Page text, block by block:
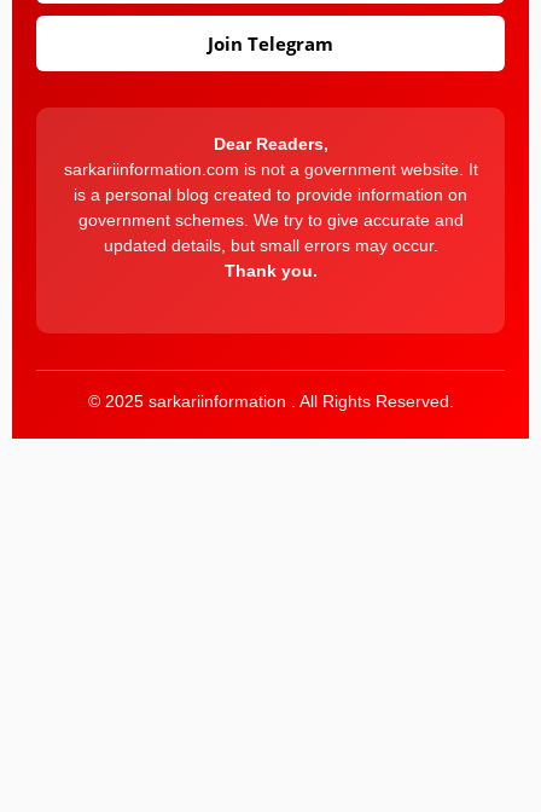
Join Telegram
Dear Readers,
sarkariinformation.com is not a government website. It
is a personal blog created to provide information on
government schemes. We try to give accurate and
updated details, but small errors may occur.
Thank you.
© 2025 sarkariinformation . All Rights Reserved.